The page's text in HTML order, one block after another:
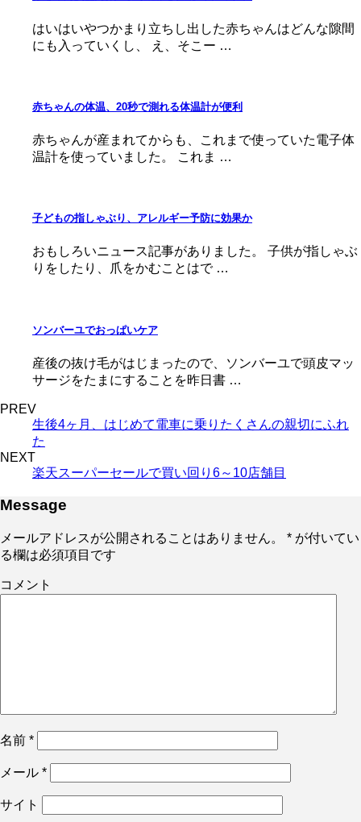
はいはいやつかまり立ちし出した赤ちゃんはどんな隙間
にも入っていくし、 え、そこー …
赤ちゃんの体温、20秒で測れる体温計が便利
赤ちゃんが産まれてからも、これまで使っていた電子体
温計を使っていました。 これま …
子どもの指しゃぶり、アレルギー予防に効果か
おもしろいニュース記事がありました。 子供が指しゃぶ
りをしたり、爪をかむことはで …
ソンバーユでおっぱいケア
産後の抜け毛がはじまったので、ソンバーユで頭皮マッ
サージをたまにすることを昨日書 …
PREV
生後4ヶ月、はじめて電車に乗りたくさんの親切にふれ
た
NEXT
楽天スーパーセールで買い回り6～10店舗目
Message
メールアドレスが公開されることはありません。 * が付いてい
る欄は必須項目です
コメント
名前 *
メール *
サイト